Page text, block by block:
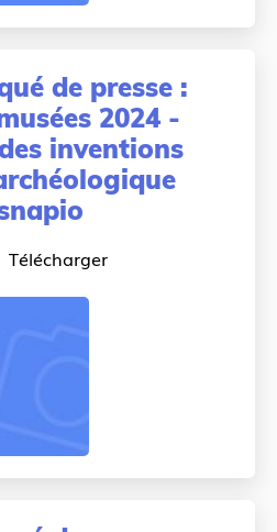
de presse :
2024 -
inventions
Télécharger